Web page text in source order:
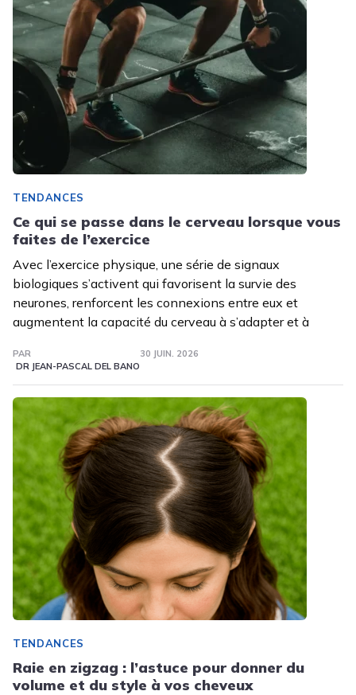
TENDANCES
Ce qui se passe dans le cerveau lorsque vous
faites de l’exercice
Avec l’exercice physique, une série de signaux
biologiques s’activent qui favorisent la survie des
neurones, renforcent les connexions entre eux et
augmentent la capacité du cerveau à s’adapter et à
PAR
DR JEAN-PASCAL DEL BANO
30 JUIN. 2026
TENDANCES
Raie en zigzag : l’astuce pour donner du
volume et du style à vos cheveux